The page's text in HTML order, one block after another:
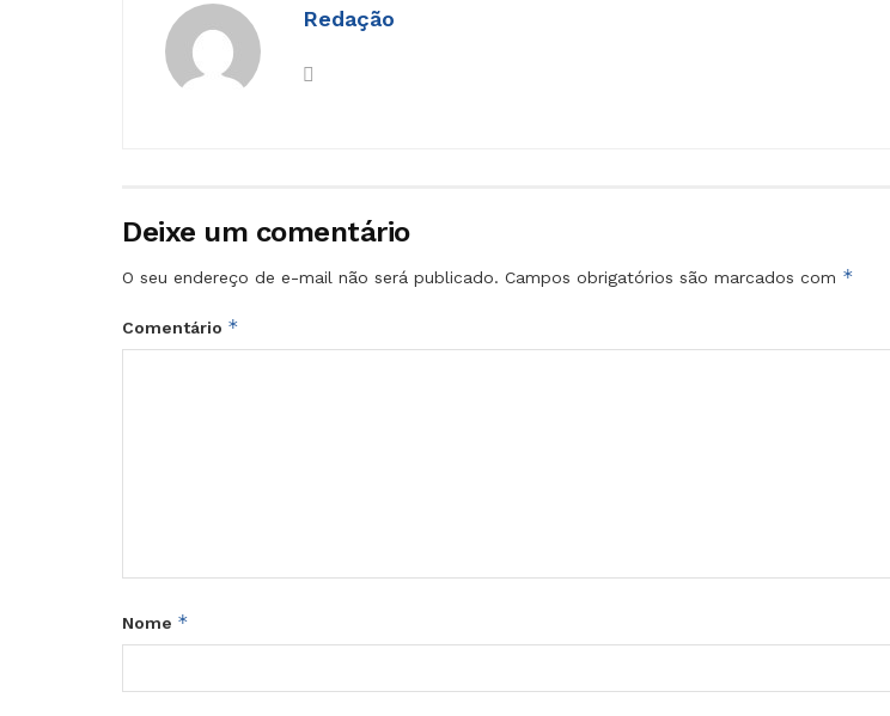
Redação
Deixe um comentário
O seu endereço de e-mail não será publicado. Campos obrigatórios são marcados com *
Comentário *
Nome *